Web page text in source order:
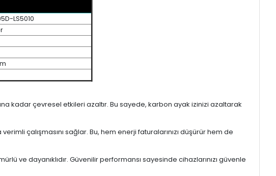
LS5010
kadar çevresel etkileri azaltır. Bu sayede, karbon ayak izinizi azaltarak
çalışmasını sağlar. Bu, hem enerji faturalarınızı düşürür hem de
ve dayanıklıdır. Güvenilir performansı sayesinde cihazlarınızı güvenle